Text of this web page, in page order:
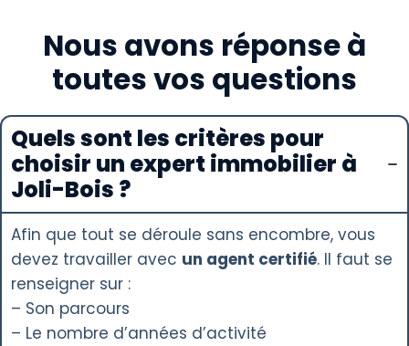
Nous avons réponse à
toutes vos questions
Quels sont les critères pour
choisir un expert immobilier à
Joli-Bois ?
Afin que tout se déroule sans encombre, vous
devez travailler avec un agent certifié. Il faut se
renseigner sur :
– Son parcours
– Le nombre d’années d’activité